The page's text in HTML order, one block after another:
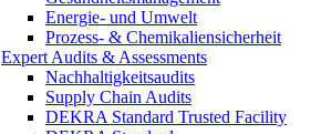
Energie- und Umwelt
Prozess- & Chemikaliensicherheit
Expert Audits & Assessments
Nachhaltigkeitsaudits
Supply Chain Audits
DEKRA Standard Trusted Facility